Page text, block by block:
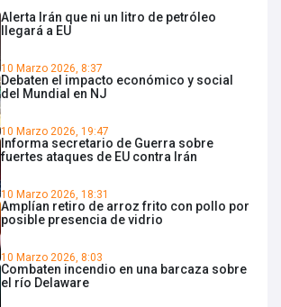
Alerta Irán que ni un litro de petróleo
llegará a EU
10 Marzo 2026, 8:37
Debaten el impacto económico y social
del Mundial en NJ
10 Marzo 2026, 19:47
Informa secretario de Guerra sobre
fuertes ataques de EU contra Irán
10 Marzo 2026, 18:31
Amplían retiro de arroz frito con pollo por
posible presencia de vidrio
10 Marzo 2026, 8:03
Combaten incendio en una barcaza sobre
el río Delaware